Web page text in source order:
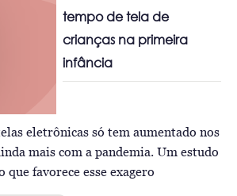
tempo de tela de
crianças na primeira
infância
eletrônicas só tem aumentado nos
mais com a pandemia. Um estudo
favorece esse exagero